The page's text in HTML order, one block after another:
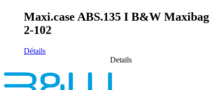
Maxi.case ABS.135 I B&W Maxibag
2-102
Détails
Details